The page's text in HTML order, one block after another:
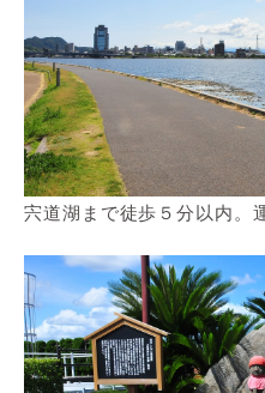
宍道湖まで徒歩５分以内。